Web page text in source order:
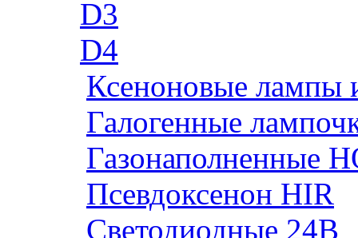
D3
D4
Ксеноновые лампы
Галогенные
Газонаполненные
Псевдоксенон HIR
Cветодиодные 24B